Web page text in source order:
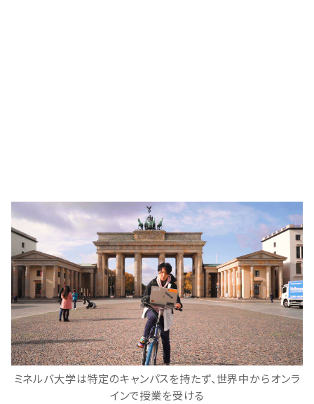
ミネルバ大学は特定のキャンパスを持たず、世界中からオンラ
インで授業を受ける